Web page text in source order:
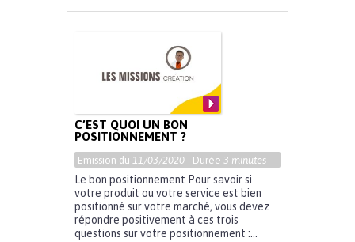
C’EST QUOI UN BON
POSITIONNEMENT ?
Emission du 11/03/2020 - Durée 3 minutes
Le bon positionnement Pour savoir si
votre produit ou votre service est bien
positionné sur votre marché, vous devez
répondre positivement à ces trois
questions sur votre positionnement :...